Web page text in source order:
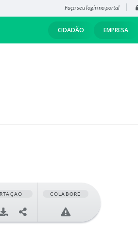
Faça seu login no portal
CIDADÃO EMPRESA
COLABORE